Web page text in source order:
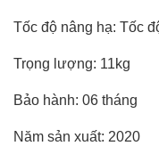
Tốc độ nâng hạ: Tốc
Trọng lượng: 11kg
Bảo hành: 06 tháng
Năm sản xuất: 2020